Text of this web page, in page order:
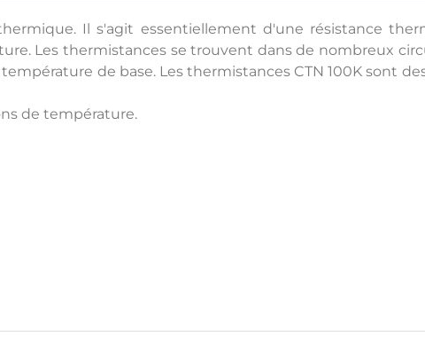
Il s'agit essentiellement d'une résistance
Les thermistances se trouvent dans de nombreux
de base. Les thermistances CTN 100K sont
de température.